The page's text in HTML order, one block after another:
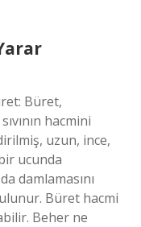
Büret,
hacmini
uzun, ince,
ucunda
damlamasını
Büret hacmi
Beher ne